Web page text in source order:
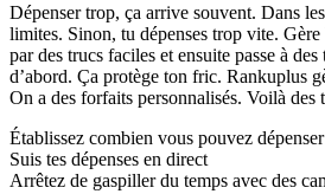
Dépenser trop, ça arrive souvent. Dans
limites. Sinon, tu dépenses trop vite.
par des trucs faciles et ensuite passe à
d’abord. Ça protège ton fric. Rankuplus
On a des forfaits personnalisés. Voilà des
Établissez combien vous pouvez
Suis tes dépenses en direct
Arrêtez de gaspiller du temps avec des